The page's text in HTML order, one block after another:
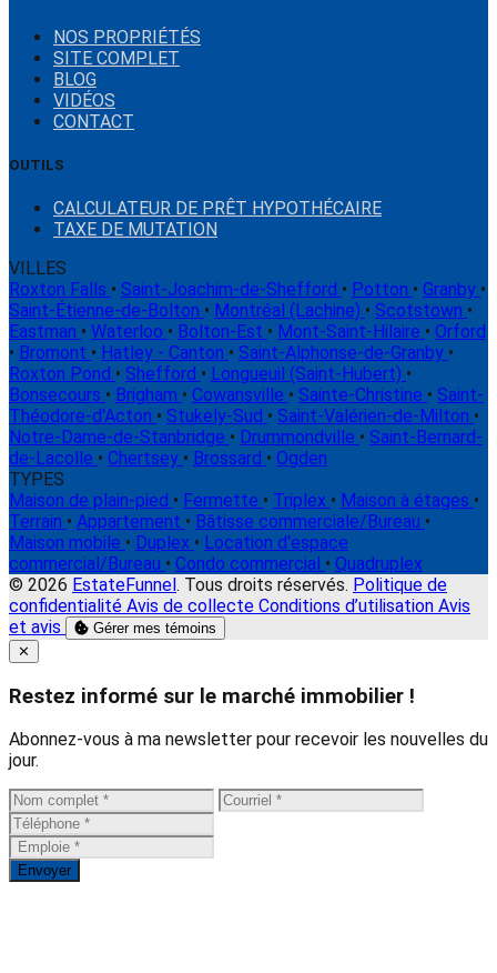
NOS PROPRIÉTÉS
SITE COMPLET
BLOG
VIDÉOS
CONTACT
OUTILS
CALCULATEUR DE PRÊT HYPOTHÉCAIRE
TAXE DE MUTATION
VILLES
Roxton Falls • Saint-Joachim-de-Shefford • Potton • Granby •
Saint-Étienne-de-Bolton • Montréal (Lachine) • Scotstown •
Eastman • Waterloo • Bolton-Est • Mont-Saint-Hilaire • Orford
• Bromont • Hatley - Canton • Saint-Alphonse-de-Granby •
Roxton Pond • Shefford • Longueuil (Saint-Hubert) •
Bonsecours • Brigham • Cowansville • Sainte-Christine • Saint-
Théodore-d'Acton • Stukely-Sud • Saint-Valérien-de-Milton •
Notre-Dame-de-Stanbridge • Drummondville • Saint-Bernard-
de-Lacolle • Chertsey • Brossard • Ogden
TYPES
Maison de plain-pied • Fermette • Triplex • Maison à étages •
Terrain • Appartement • Bâtisse commerciale/Bureau •
Maison mobile • Duplex • Location d'espace
commercial/Bureau • Condo commercial • Quadruplex
© 2026 EstateFunnel. Tous droits réservés. Politique de
confidentialité Avis de collecte Conditions d’utilisation Avis
et avis
Gérer mes témoins
Close
✕
Restez informé sur le marché immobilier !
Abonnez-vous à ma newsletter pour recevoir les nouvelles du
jour.
Envoyer